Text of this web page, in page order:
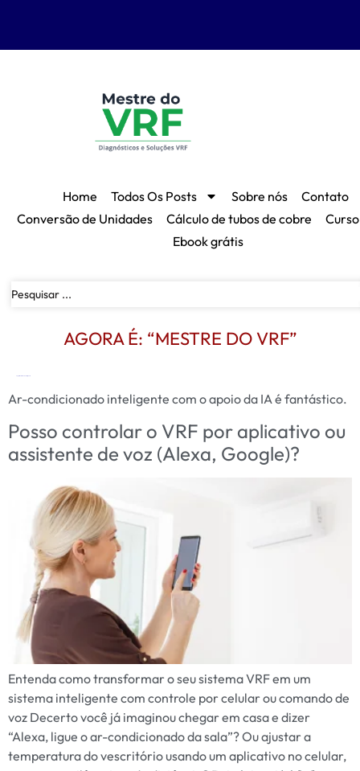
Home Todos Os Posts Sobre nós
Contato
Conversão de Unidades
Cálculo de tubos de cobre
Ebook grátis
AGORA É: “MESTRE DO VRF”
Ar-condicionado inteligente com o apoio da IA é fantástico.
Posso controlar o VRF por aplicativo ou
assistente de voz (Alexa, Google)?
Entenda como transformar o seu sistema VRF em um
sistema inteligente com controle por celular ou comando de
voz Decerto você já imaginou chegar em casa e dizer
“Alexa, ligue o ar-condicionado da sala”? Ou ajustar a
temperatura do vescritório usando um aplicativo no celular,